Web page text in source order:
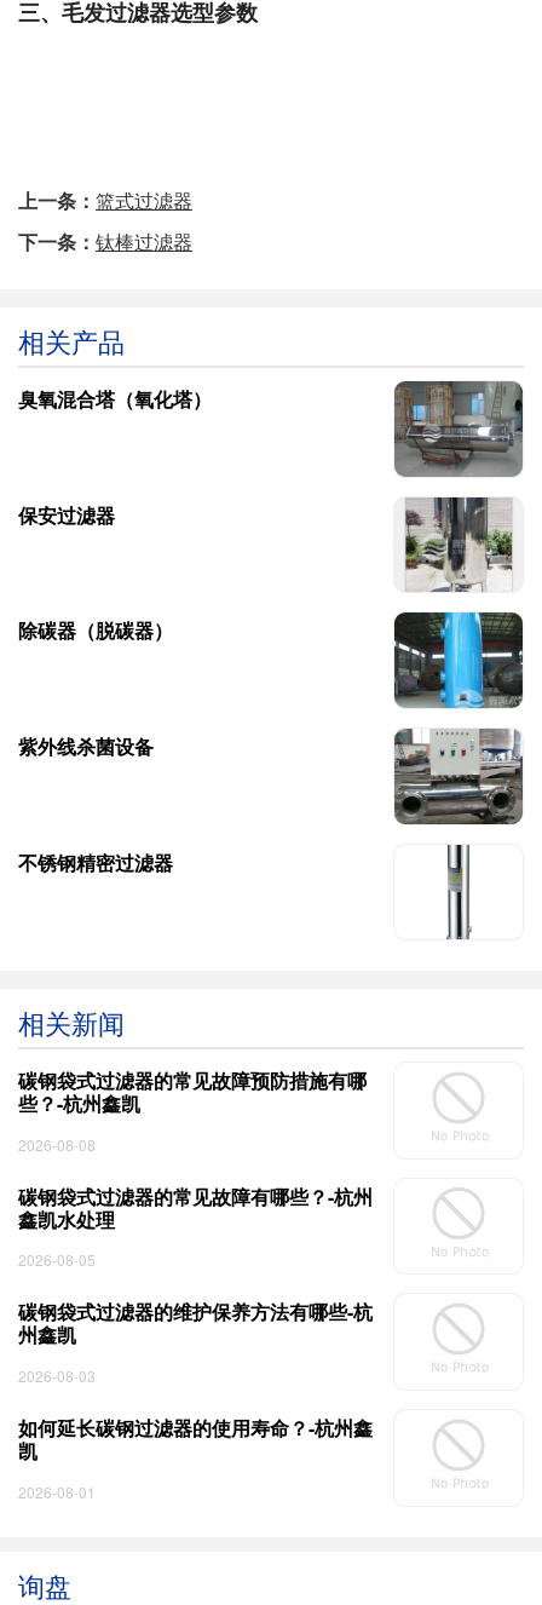
三、毛发过滤器选型参数
上一条： 篮式过滤器
下一条： 钛棒过滤器
相关产品
臭氧混合塔（氧化塔）
保安过滤器
除碳器（脱碳器）
紫外线杀菌设备
不锈钢精密过滤器
相关新闻
碳钢袋式过滤器的常见故障预防措施有哪
些？-杭州鑫凯
2026-08-08
碳钢袋式过滤器的常见故障有哪些？-杭州
鑫凯水处理
2026-08-05
碳钢袋式过滤器的维护保养方法有哪些-杭
州鑫凯
2026-08-03
如何延长碳钢过滤器的使用寿命？-杭州鑫
凯
2026-08-01
询盘